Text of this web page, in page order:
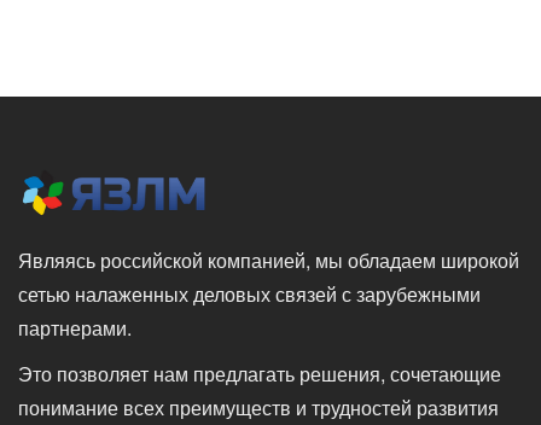
Являясь российской компанией, мы обладаем широкой
сетью налаженных деловых связей с зарубежными
партнерами.
Это позволяет нам предлагать решения, сочетающие
понимание всех преимуществ и трудностей развития